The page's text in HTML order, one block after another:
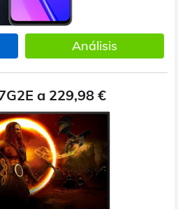
Análisis
a 229,98 €